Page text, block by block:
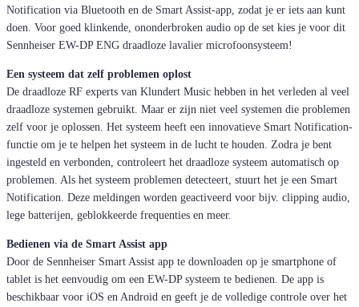
Notification via Bluetooth en de Smart Assist-app, zodat je er iets aan kunt
doen. Voor goed klinkende, ononderbroken audio op de set kies je voor dit
Sennheiser EW-DP ENG draadloze lavalier microfoonsysteem!
Een systeem dat zelf problemen oplost
De draadloze RF experts van Klundert Music hebben in het verleden al veel
draadloze systemen gebruikt. Maar er zijn niet veel systemen die problemen
zelf voor je oplossen. Het systeem heeft een innovatieve Smart Notification-
functie om je te helpen het systeem in de lucht te houden. Zodra je bent
ingesteld en verbonden, controleert het draadloze systeem automatisch op
problemen. Als het systeem problemen detecteert, stuurt het je een Smart
Notification. Deze meldingen worden geactiveerd voor bijv. clipping audio,
lege batterijen, geblokkeerde frequenties en meer.
Bedienen via de Smart Assist app
Door de Sennheiser Smart Assist app te downloaden op je smartphone of
tablet is het eenvoudig om een EW-DP systeem te bedienen. De app is
beschikbaar voor iOS en Android en geeft je de volledige controle over het